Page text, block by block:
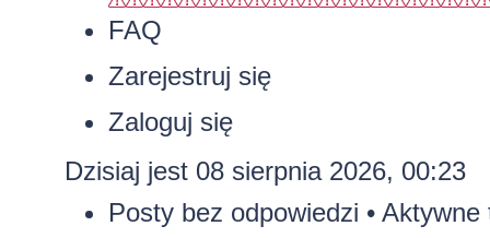
FAQ
Zarejestruj się
Zaloguj się
Dzisiaj jest 08 sierpnia 2026, 00:23
Posty bez odpowiedzi • Aktywne